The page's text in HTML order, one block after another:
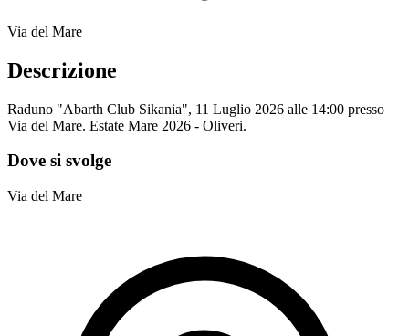
Via del Mare
Descrizione
Raduno "Abarth Club Sikania", 11 Luglio 2026 alle 14:00 presso
Via del Mare. Estate Mare 2026 - Oliveri.
Dove si svolge
Via del Mare